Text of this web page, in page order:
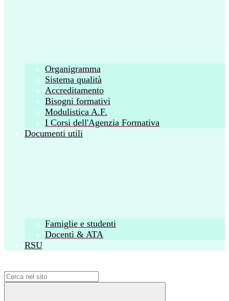
Organigramma
Sistema qualità
Accreditamento
Bisogni formativi
Modulistica A.F.
I Corsi dell'Agenzia Formativa
Documenti utili
Famiglie e studenti
Docenti & ATA
RSU